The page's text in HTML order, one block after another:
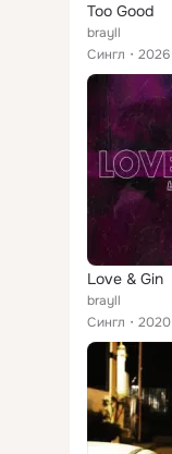
Too Good
brayll
Сингл
2026
Love & Gin
brayll
Сингл
2020